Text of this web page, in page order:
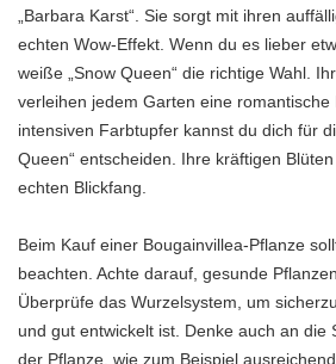
„Barbara Karst“. Sie sorgt mit ihren
echten Wow-Effekt. Wenn du es lieber
weiße „Snow Queen“ die richtige Wahl.
verleihen jedem Garten eine romantische
intensiven Farbtupfer kannst du dich für
Queen“ entscheiden. Ihre kräftigen
echten Blickfang.
Beim Kauf einer Bougainvillea-Pflanze
beachten. Achte darauf, gesunde
Überprüfe das Wurzelsystem, um
und gut entwickelt ist. Denke auch an die
der Pflanze, wie zum Beispiel